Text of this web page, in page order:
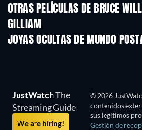
OTRAS PELÍCULAS DE BRUCE
GILLIAM
JOYAS OCULTAS DE MUNDO
JustWatchThe
Streaming Guide
We are hiring!
© 2026
contenidos
sus legítimos
Gestión de